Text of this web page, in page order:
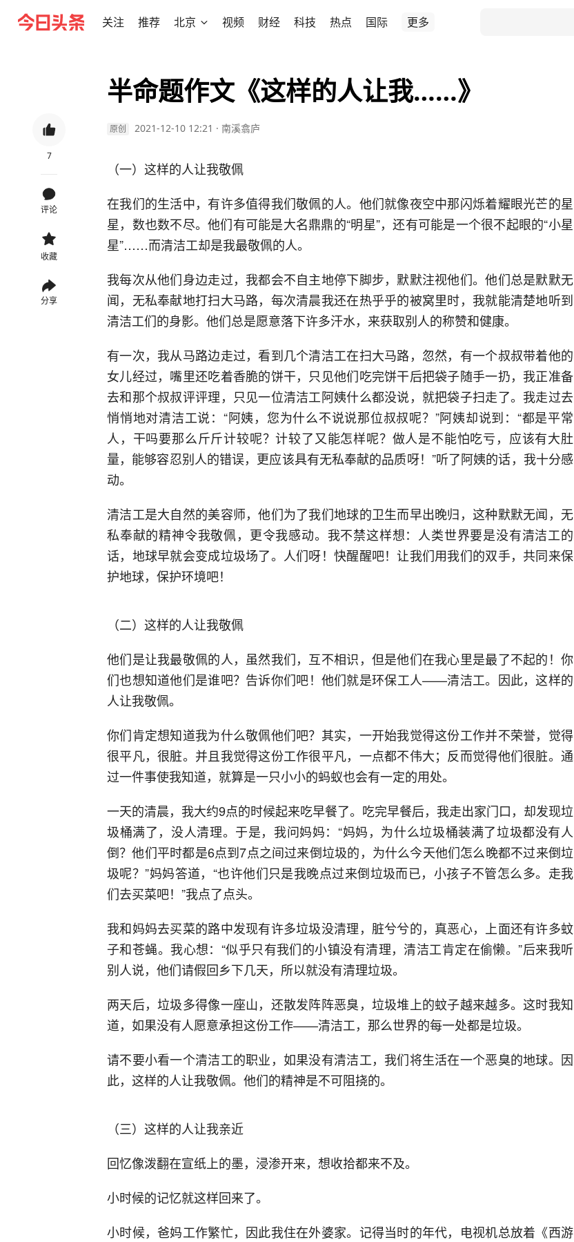
关注 推荐 北京 视频 财经 科技 热点 国际 更多
7
评论
收藏
分享
半命题作文《这样的人让我……》
原创 2021-12-10 12:21 · 南溪翕庐
（一）这样的人让我敬佩
在我们的生活中，有许多值得我们敬佩的人。他们就像夜空中那闪烁着耀眼光芒的星
星，数也数不尽。他们有可能是大名鼎鼎的“明星”，还有可能是一个很不起眼的“小星
星”……而清洁工却是我最敬佩的人。
我每次从他们身边走过，我都会不自主地停下脚步，默默注视他们。他们总是默默无
闻，无私奉献地打扫大马路，每次清晨我还在热乎乎的被窝里时，我就能清楚地听到
清洁工们的身影。他们总是愿意落下许多汗水，来获取别人的称赞和健康。
有一次，我从马路边走过，看到几个清洁工在扫大马路，忽然，有一个叔叔带着他的
女儿经过，嘴里还吃着香脆的饼干，只见他们吃完饼干后把袋子随手一扔，我正准备
去和那个叔叔评评理，只见一位清洁工阿姨什么都没说，就把袋子扫走了。我走过去
悄悄地对清洁工说：“阿姨，您为什么不说说那位叔叔呢？”阿姨却说到：“都是平常
人，干吗要那么斤斤计较呢？计较了又能怎样呢？做人是不能怕吃亏，应该有大肚
量，能够容忍别人的错误，更应该具有无私奉献的品质呀！”听了阿姨的话，我十分感
动。
清洁工是大自然的美容师，他们为了我们地球的卫生而早出晚归，这种默默无闻，无
私奉献的精神令我敬佩，更令我感动。我不禁这样想：人类世界要是没有清洁工的
话，地球早就会变成垃圾场了。人们呀！快醒醒吧！让我们用我们的双手，共同来保
护地球，保护环境吧！
（二）这样的人让我敬佩
他们是让我最敬佩的人，虽然我们，互不相识，但是他们在我心里是最了不起的！你
们也想知道他们是谁吧？告诉你们吧！他们就是环保工人——清洁工。因此，这样的
人让我敬佩。
你们肯定想知道我为什么敬佩他们吧？其实，一开始我觉得这份工作并不荣誉，觉得
很平凡，很脏。并且我觉得这份工作很平凡，一点都不伟大；反而觉得他们很脏。通
过一件事使我知道，就算是一只小小的蚂蚁也会有一定的用处。
一天的清晨，我大约9点的时候起来吃早餐了。吃完早餐后，我走出家门口，却发现垃
圾桶满了，没人清理。于是，我问妈妈：“妈妈，为什么垃圾桶装满了垃圾都没有人
倒？他们平时都是6点到7点之间过来倒垃圾的，为什么今天他们怎么晚都不过来倒垃
圾呢？”妈妈答道，“也许他们只是我晚点过来倒垃圾而已，小孩子不管怎么多。走我
们去买菜吧！”我点了点头。
我和妈妈去买菜的路中发现有许多垃圾没清理，脏兮兮的，真恶心，上面还有许多蚊
子和苍蝇。我心想：“似乎只有我们的小镇没有清理，清洁工肯定在偷懒。”后来我听
别人说，他们请假回乡下几天，所以就没有清理垃圾。
两天后，垃圾多得像一座山，还散发阵阵恶臭，垃圾堆上的蚊子越来越多。这时我知
道，如果没有人愿意承担这份工作——清洁工，那么世界的每一处都是垃圾。
请不要小看一个清洁工的职业，如果没有清洁工，我们将生活在一个恶臭的地球。因
此，这样的人让我敬佩。他们的精神是不可阻挠的。
（三）这样的人让我亲近
回忆像泼翻在宣纸上的墨，浸渗开来，想收拾都来不及。
小时候的记忆就这样回来了。
小时候，爸妈工作繁忙，因此我住在外婆家。记得当时的年代，电视机总放着《西游